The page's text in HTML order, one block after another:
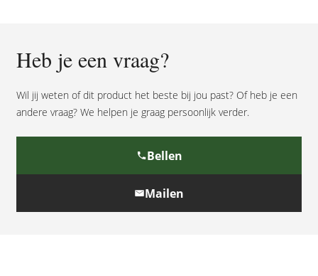
Heb je een vraag?
Wil jij weten of dit product het beste bij jou past? Of heb je een
andere vraag? We helpen je graag persoonlijk verder.
Bellen
Mailen